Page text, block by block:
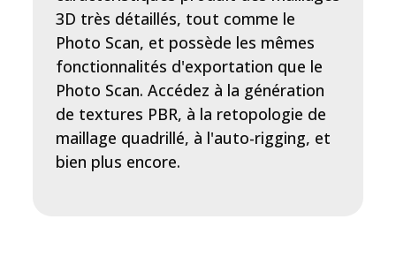
3D très détaillés, tout comme le
Photo Scan, et possède les mêmes
fonctionnalités d'exportation que le
Photo Scan. Accédez à la génération
de textures PBR, à la retopologie de
maillage quadrillé, à l'auto-rigging, et
bien plus encore.